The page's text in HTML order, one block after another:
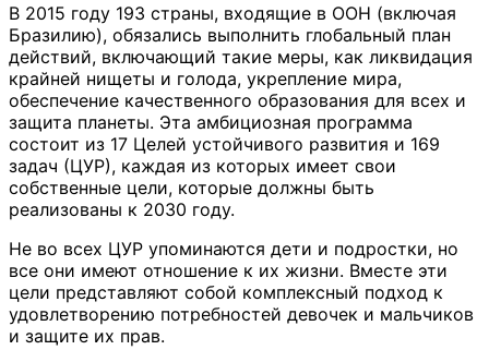
В 2015 году 193 страны, входящие в ООН (включая
Бразилию), обязались выполнить глобальный план
действий, включающий такие меры, как ликвидация
крайней нищеты и голода, укрепление мира,
обеспечение качественного образования для всех и
защита планеты. Эта амбициозная программа
состоит из 17 Целей устойчивого развития и 169
задач (ЦУР), каждая из которых имеет свои
собственные цели, которые должны быть
реализованы к 2030 году.
Не во всех ЦУР упоминаются дети и подростки, но
все они имеют отношение к их жизни. Вместе эти
цели представляют собой комплексный подход к
удовлетворению потребностей девочек и мальчиков
и защите их прав.